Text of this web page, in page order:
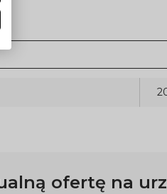
ofertę na